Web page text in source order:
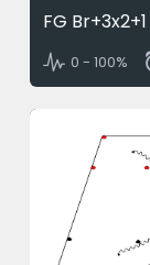
FG Br+3x2+1
0 - 100%